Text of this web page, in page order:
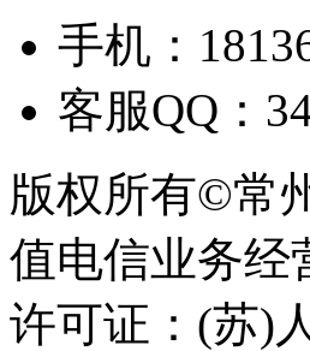
手机：
客服QQ：
版权所有©常
值电信业务
许可证：(苏)